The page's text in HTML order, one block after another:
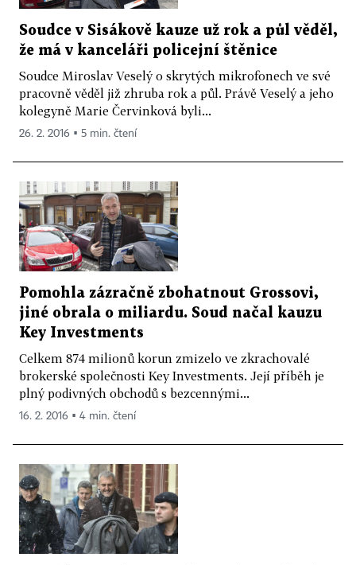
Soudce v Sisákově kauze už rok a půl věděl,
že má v kanceláři policejní štěnice
Soudce Miroslav Veselý o skrytých mikrofonech ve své
pracovně věděl již zhruba rok a půl. Právě Veselý a jeho
kolegyně Marie Červinková byli...
26. 2. 2016 ▪ 5 min. čtení
Pomohla zázračně zbohatnout Grossovi,
jiné obrala o miliardu. Soud načal kauzu
Key Investments
Celkem 874 milionů korun zmizelo ve zkrachovalé
brokerské společnosti Key Investments. Její příběh je
plný podivných obchodů s bezcennými...
16. 2. 2016 ▪ 4 min. čtení